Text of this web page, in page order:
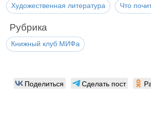
Художественная литература Что
Рубрика
Книжный клуб МИФа
Поделиться Сделать пост